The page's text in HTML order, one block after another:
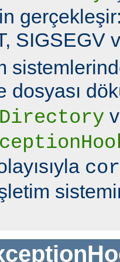
SIGSEGV
dosyası